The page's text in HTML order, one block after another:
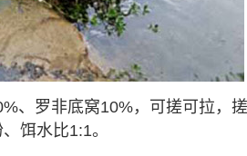
、罗非底窝10%，可搓可拉，
饵水比1:1。